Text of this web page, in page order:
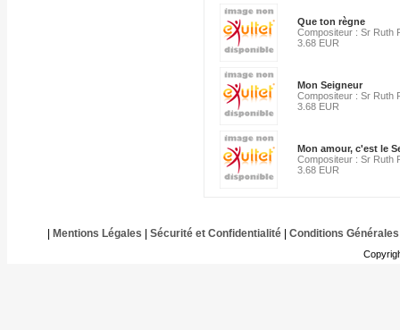
Que ton règne
Compositeur : Sr Ruth
3.68 EUR
Mon Seigneur
Compositeur : Sr Ruth
3.68 EUR
Mon amour, c'est le
Compositeur : Sr Ruth
3.68 EUR
Mentions Légales Sécurité et Confidentialité| Conditions Générales